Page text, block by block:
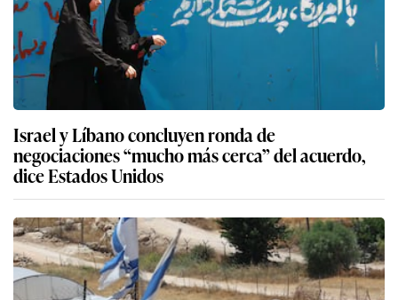
Israel y Líbano concluyen ronda de
negociaciones “mucho más cerca” del acuerdo,
dice Estados Unidos